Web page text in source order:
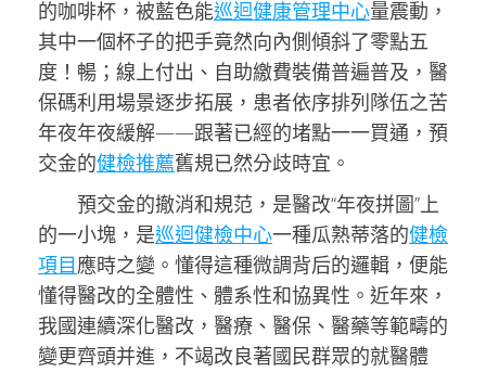
的咖啡杯，被藍色能巡迴健康管理中心量震動，
其中一個杯子的把手竟然向內側傾斜了零點五
度！暢；線上付出、自助繳費裝備普遍普及，醫
保碼利用場景逐步拓展，患者依序排列隊伍之苦
年夜年夜緩解——跟著已經的堵點一一買通，預
交金的健檢推薦舊規已然分歧時宜。
預交金的撤消和規范，是醫改“年夜拼圖”上
的一小塊，是巡迴健檢中心一種瓜熟蒂落的健檢
項目應時之變。懂得這種微調背后的邏輯，便能
懂得醫改的全體性、體系性和協異性。近年來，
我國連續深化醫改，醫療、醫保、醫藥等範疇的
變更齊頭并進，不竭改良著國民群眾的就醫體